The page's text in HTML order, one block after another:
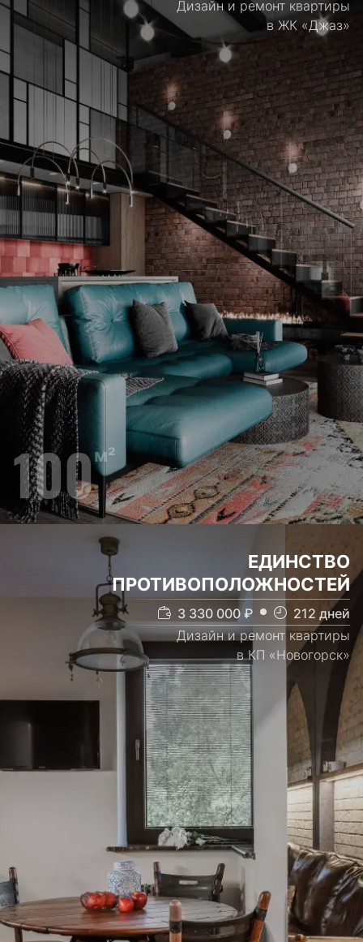
Дизайн и ремонт квартиры
в ЖК «Джаз»
100м²
ЕДИНСТВО
ПРОТИВОПОЛОЖНОСТЕЙ
3 330 000 ₽ 212 дней
Дизайн и ремонт квартиры
в КП «Новогорск»